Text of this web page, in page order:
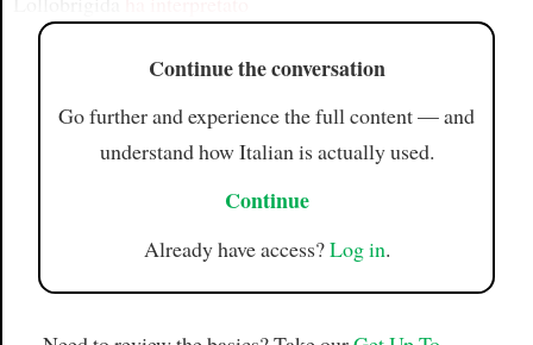
Continue the conversation
Go further and experience the full content — and
understand how Italian is actually used.
Continue
Already have access?Log in.